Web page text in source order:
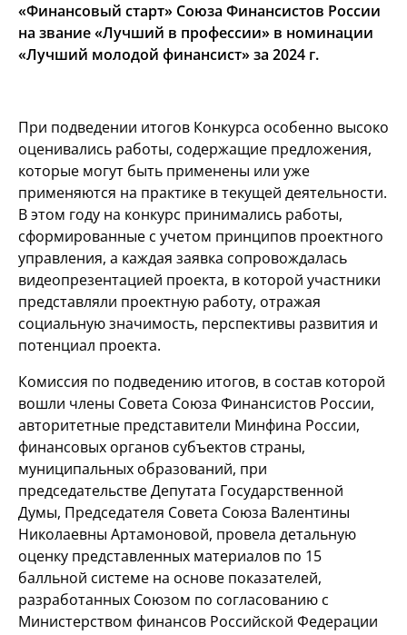
«Финансовый старт» Союза Финансистов России
на звание «Лучший в профессии» в номинации
«Лучший молодой финансист» за 2024 г.
При подведении итогов Конкурса особенно высоко
оценивались работы, содержащие предложения,
которые могут быть применены или уже
применяются на практике в текущей деятельности.
В этом году на конкурс принимались работы,
сформированные с учетом принципов проектного
управления, а каждая заявка сопровождалась
видеопрезентацией проекта, в которой участники
представляли проектную работу, отражая
социальную значимость, перспективы развития и
потенциал проекта.
Комиссия по подведению итогов, в состав которой
вошли члены Совета Союза Финансистов России,
авторитетные представители Минфина России,
финансовых органов субъектов страны,
муниципальных образований, при
председательстве Депутата Государственной
Думы, Председателя Совета Союза Валентины
Николаевны Артамоновой, провела детальную
оценку представленных материалов по 15
балльной системе на основе показателей,
разработанных Союзом по согласованию с
Министерством финансов Российской Федерации